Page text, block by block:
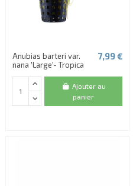
Anubias barteri var.
nana 'Large'- Tropica
7,99 €
Ajouter au
panier